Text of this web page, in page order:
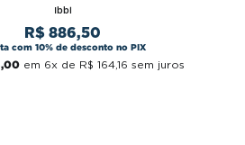
Ibbl
R$ 886,50
com 10% de desconto no PIX
,00em 6x de R$ 164,16 sem juros